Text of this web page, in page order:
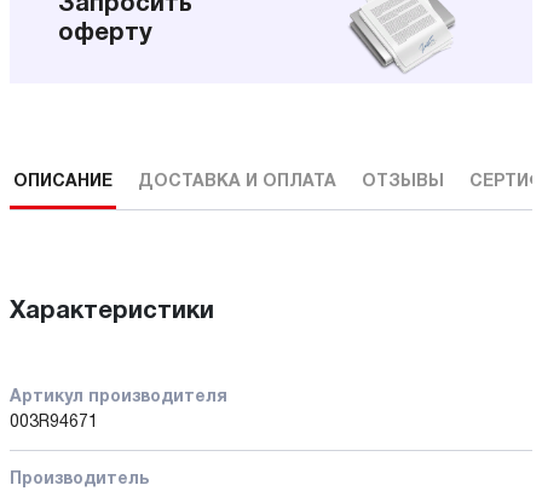
Запросить
оферту
ОПИСАНИЕ ДОСТАВКА И ОПЛАТА ОТЗЫВЫ
Характеристики
Артикул производителя
003R94671
Производитель